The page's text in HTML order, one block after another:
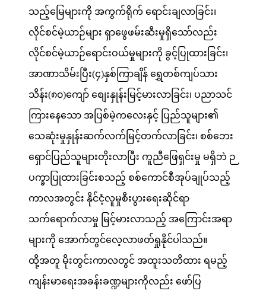
သည့်မြေများကို အကွက်ရိုက် ရောင်းချလာခြင်း၊
လိုင်စင်မဲ့ယာဉ်များ ရှာဖွေဖမ်းဆီးမှုရှိသော်လည်း
လိုင်စင်မဲ့ယာဉ်ရောင်းဝယ်မှုများကို ခွင့်ပြုထားခြင်း၊
အာဏာသိမ်းပြီး(၄)နှစ်ကြာချိန် ရွှေတစ်ကျပ်သား
သိန်း(၈၀)ကျော် စျေးနှုန်းမြင့်မားလာခြင်း၊ ပညာသင်
ကြားနေသော အပြစ်မဲ့ကလေးနှင့် ပြည်သူများ၏
သေဆုံးမှုနှုန်းဆက်လက်မြင့်တက်လာခြင်း၊ စစ်ဘေး
ရှောင်ပြည်သူများတိုးလာပြီး ကူညီဖြေရှင်းမှု မရှိဘဲ ဉ
ပက္ခာပြုထားခြင်းစသည့် စစ်ကောင်စီအုပ်ချုပ်သည့်
ကာလအတွင်း နိုင်ငံ့လူမှုစီးပွားရေးဆိုင်ရာ
သက်ရောက်လာမှု မြင့်မားလာသည့် အကြောင်းအရာ
များကို အောက်တွင်လေ့လာဖတ်ရှုနိုင်ပါသည်။
ထို့အတူ မိုးတွင်းကာလတွင် အထူးသတိထား ရမည့်
ကျန်းမာရေးအခန်းခဏ္ဍများကိုလည်း ဖော်ပြ